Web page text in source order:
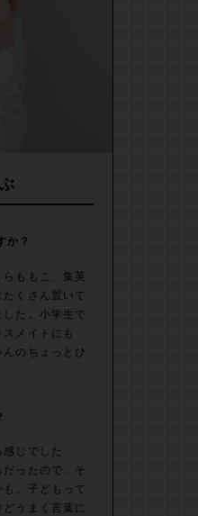
か？
ももこ、集英
くさん置いて
た。小学生で
メイトにも
のちょっとひ
じでした
ったので、そ
。子どもって
うまく言葉に